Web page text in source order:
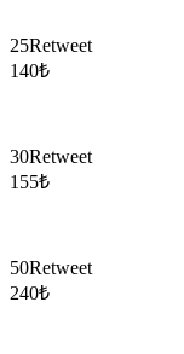
25Retweet
140₺
30Retweet
155₺
50Retweet
240₺